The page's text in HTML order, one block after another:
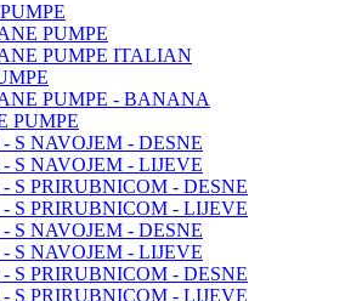
PUMPE
PUMPE ITALIAN
PUMPE - BANANA
PUMPE
- S NAVOJEM - DESNE
- S NAVOJEM - LIJEVE
- S PRIRUBNICOM - DESNE
- S PRIRUBNICOM - LIJEVE
- S NAVOJEM - DESNE
- S NAVOJEM - LIJEVE
- S PRIRUBNICOM - DESNE
- S PRIRUBNICOM - LIJEVE